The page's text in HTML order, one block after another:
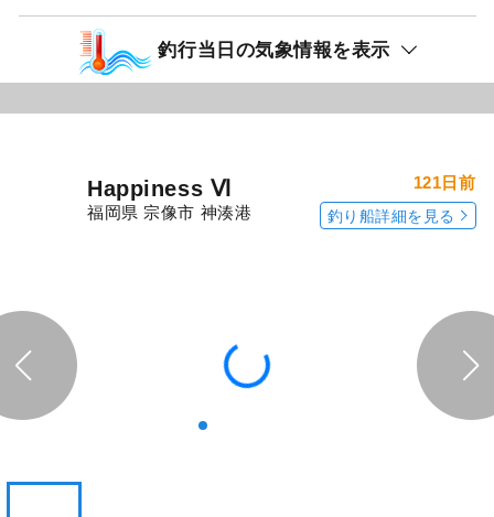
釣行当日の気象情報を表示
Happiness Ⅵ
福岡県 宗像市 神湊港
121日前
釣り船詳細を見る